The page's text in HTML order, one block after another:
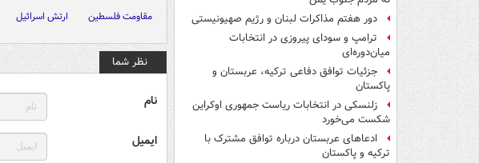
دور هفتم مذاکرات لبنان و رژیم صهیونیستی
ترامپ و سودای پیروزی در انتخابات
میان‌دوره‌ای
جزئیات توافق دفاعی ترکیه، عربستان و
پاکستان
زلنسکی در انتخابات ریاست جمهوری اوکراین
شکست می‌خورد
ادعاهای عربستان درباره توافق مشترک با
ترکیه و پاکستان
مقاومت فلسطین
ارتش اسرائیل
نظر شما
نام
ایمیل